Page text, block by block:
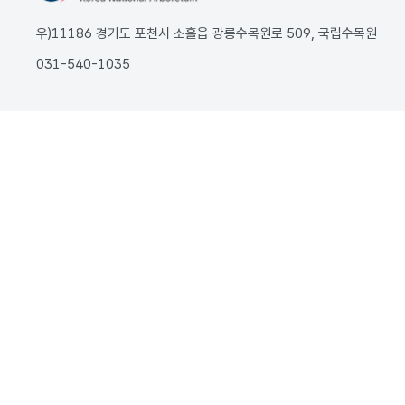
우)11186 경기도 포천시 소흘읍 광릉수목원로 509, 국립수목원
031-540-1035